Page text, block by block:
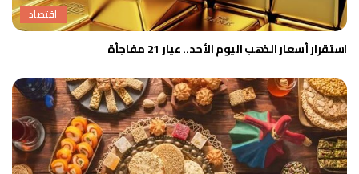
اقتصاد
استقرار أسعار الذهب اليوم الأحد.. عيار 21 مفاجأة